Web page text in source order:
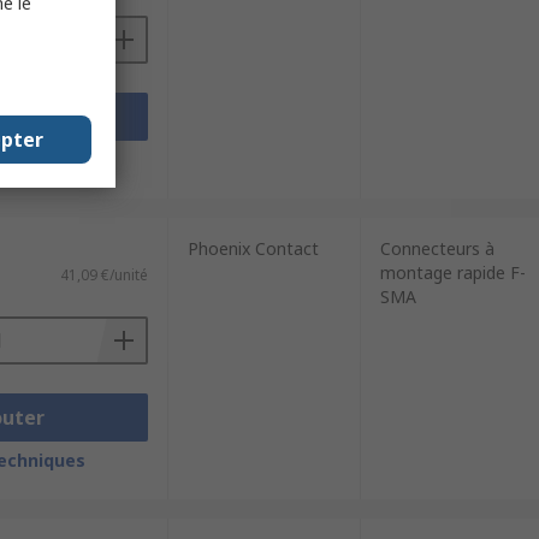
41,09 €/unité
Phoenix Contact
Connecteurs à
montage rapide F-
SMA